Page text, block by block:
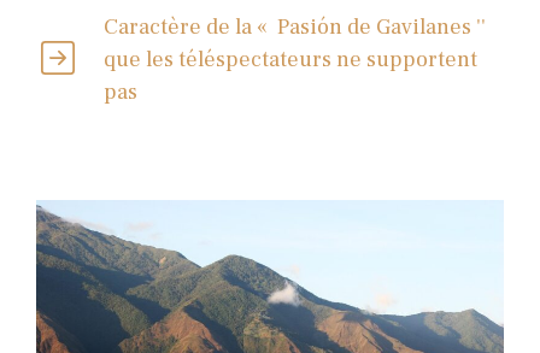
Caractère de la « Pasión de Gavilanes ''
que les téléspectateurs ne supportent
pas